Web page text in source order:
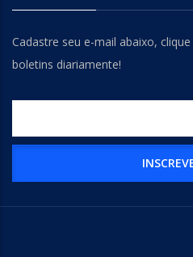
Cadastre seu e-mail abaixo,
boletins diariamente!